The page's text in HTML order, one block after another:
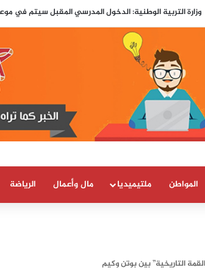
وزارة التربية الوطنية: الدخول المدرسي المقبل سیتم في
المواطن ملتيميديا مال وأعمال الرياضة
التاريخية” بين بوتن وكيم